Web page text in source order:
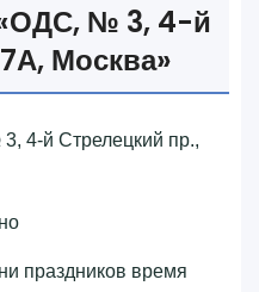
№ 3, 4-й
Москва»‎
4-й Стрелецкий пр.,
праздников время